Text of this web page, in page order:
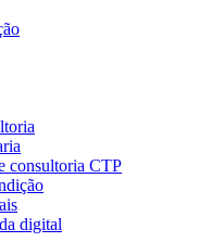
consultoria CTP
digital